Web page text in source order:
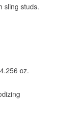
sling studs.
oz.